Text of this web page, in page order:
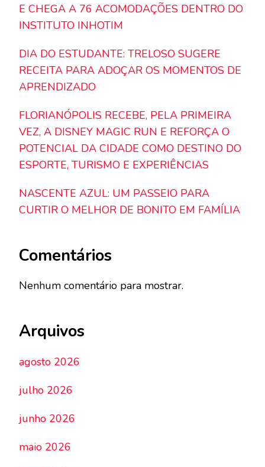
E CHEGA A 76 ACOMODAÇÕES DENTRO DO
INSTITUTO INHOTIM
DIA DO ESTUDANTE: TRELOSO SUGERE
RECEITA PARA ADOÇAR OS MOMENTOS DE
APRENDIZADO
FLORIANÓPOLIS RECEBE, PELA PRIMEIRA
VEZ, A DISNEY MAGIC RUN E REFORÇA O
POTENCIAL DA CIDADE COMO DESTINO DO
ESPORTE, TURISMO E EXPERIÊNCIAS
NASCENTE AZUL: UM PASSEIO PARA
CURTIR O MELHOR DE BONITO EM FAMÍLIA
Comentários
Nenhum comentário para mostrar.
Arquivos
agosto 2026
julho 2026
junho 2026
maio 2026